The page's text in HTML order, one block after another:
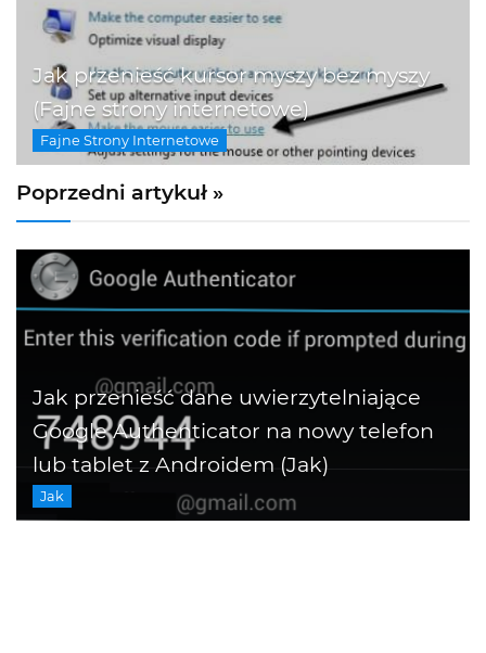
Jak przenieść kursor myszy bez myszy
(Fajne strony internetowe)
Fajne Strony Internetowe
Poprzedni artykuł »
Jak przenieść dane uwierzytelniające
Google Authenticator na nowy telefon
lub tablet z Androidem (Jak)
Jak